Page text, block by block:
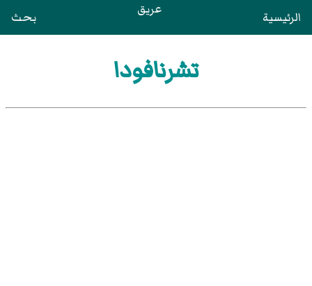
الرئيسية عريق بحث
تشرنافودا